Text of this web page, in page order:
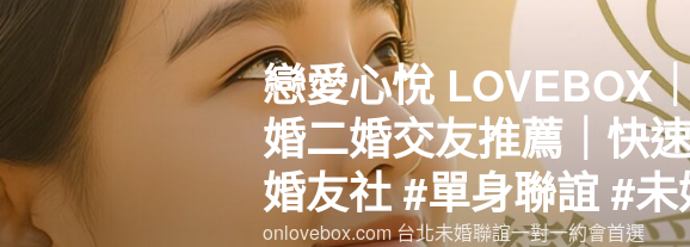
跳
至
容
戀愛心悅 LOVEBOX
婚二婚交友推薦｜快
婚友社 #單身聯誼 #
onlovebox.com 台北未婚聯誼一對一約會首選